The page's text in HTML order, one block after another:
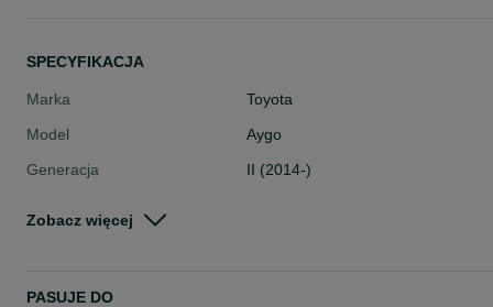
SPECYFIKACJA
Marka
Toyota
Model
Aygo
Generacja
II (2014-)
Zobacz więcej
PASUJE DO